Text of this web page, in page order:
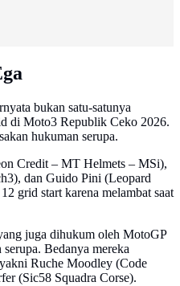
bukan satu-satunya
di Moto3 Republik Ceko 2026.
hukuman serupa.
Credit – MT Helmets – MSi),
dan Guido Pini (Leopard
grid start karena melambat saat
juga dihukum oleh MotoGP
Bedanya mereka
Ruche Moodley (Code
(Sic58 Squadra Corse).